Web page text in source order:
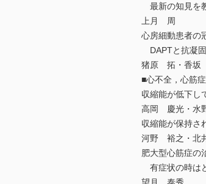
最新の知見を
上月 周
心房細動患者の
DAPTと抗凝
猪原 拓・香
■心不全，心筋
収縮能が低下し
高岡 慶光・水
収縮能が保持さ
河野 裕之・北
肥大型心筋症の
有症状の時は